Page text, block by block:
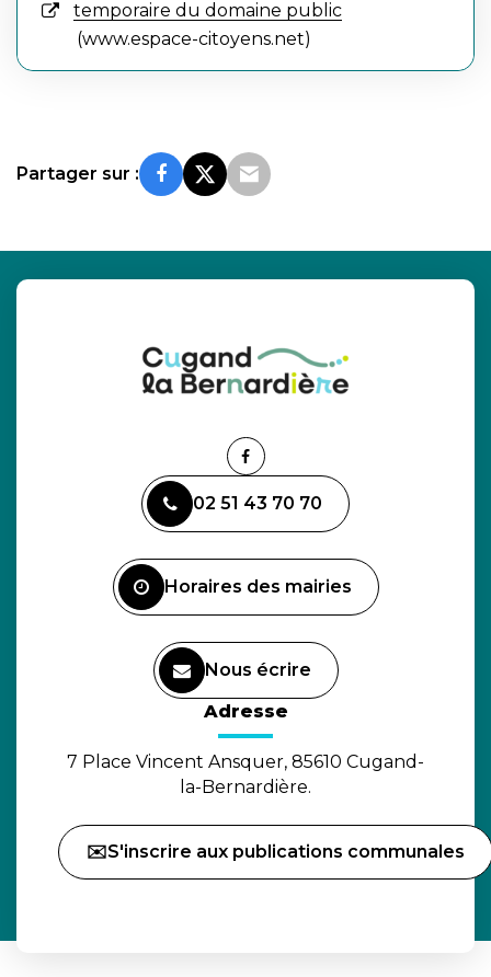
temporaire du domaine public
www.espace-citoyens.net
Partager sur :
Lien
le
compte
02 51 43 70 70
Horaires des mairies
Nous écrire
(ouverture dans un nouvel
Adresse
7 Place Vincent Ansquer, 85610 Cugand-
la-Bernardière.
✉️S'inscrire aux publications communales